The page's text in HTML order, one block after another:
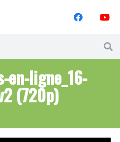
en-ligne_16-
(720p)